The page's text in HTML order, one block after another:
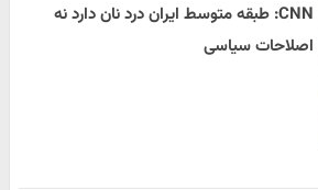
CNN: طبقه متوسط ایران درد نان دارد نه
اصلاحات سیاسی